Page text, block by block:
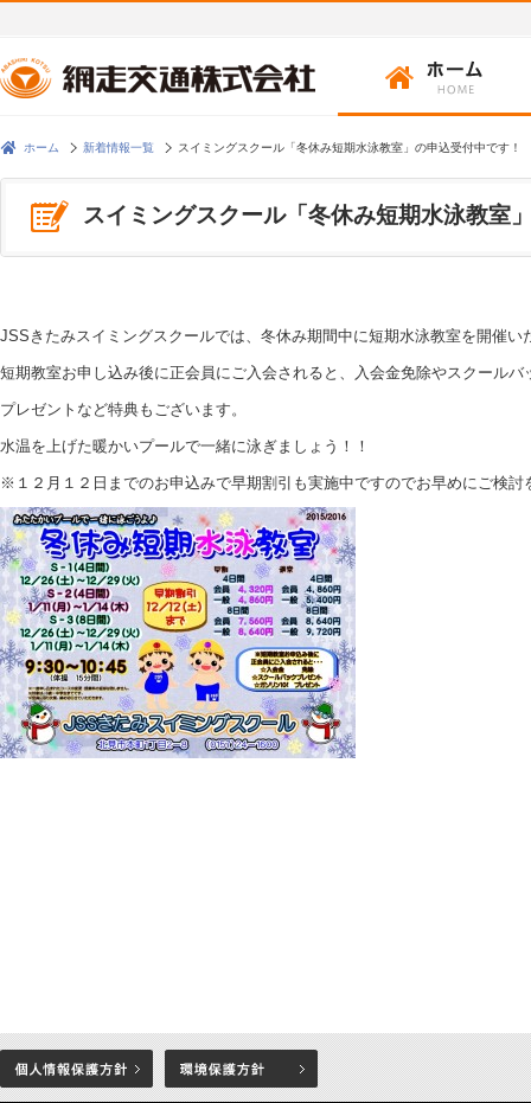
ホーム 新着情報一覧 スイミングスクール「冬休み短期水泳教室」の申込受付中です！
スイミングスクール「冬休み短期水泳教室
JSSきたみスイミングスクールでは、冬休み期間中に短期水泳教室を開催い
短期教室お申し込み後に正会員にご入会されると、入会金免除やスクールバ
プレゼントなど特典もございます。
水温を上げた暖かいプールで一緒に泳ぎましょう！！
※１２月１２日までのお申込みで早期割引も実施中ですのでお早めにご検討